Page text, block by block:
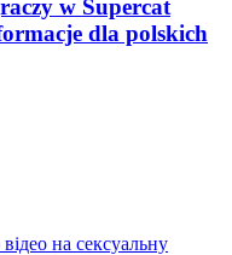
w Supercat
dla polskich